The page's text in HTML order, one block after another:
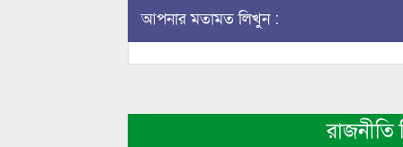
আপনার মতামত লিখুন :